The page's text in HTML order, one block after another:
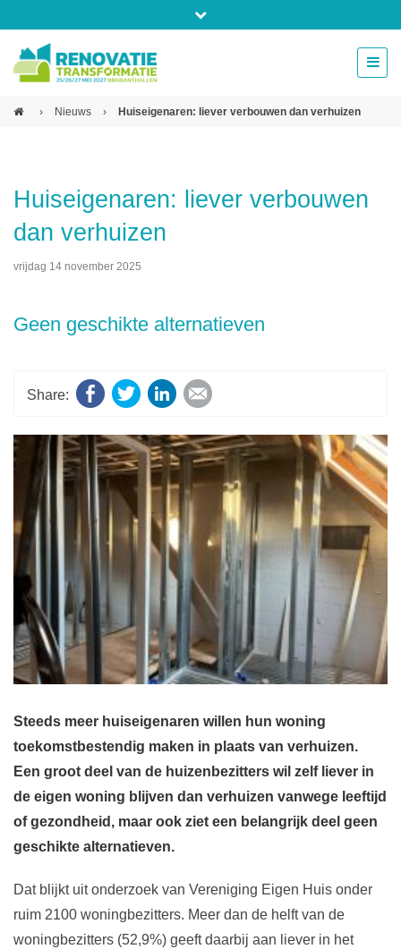
beurs@54events.nl
› Nieuws › Huiseigenaren: liever verbouwen dan verhuizen
Huiseigenaren: liever verbouwen
dan verhuizen
vrijdag 14 november 2025
Geen geschikte alternatieven
Facebook
Twitter LinkedIn
Steeds meer huiseigenaren willen hun woning
toekomstbestendig maken in plaats van verhuizen.
Een groot deel van de huizenbezitters wil zelf liever in
de eigen woning blijven dan verhuizen vanwege leeftijd
of gezondheid, maar ook ziet een belangrijk deel geen
geschikte alternatieven.
Dat blijkt uit onderzoek van Vereniging Eigen Huis onder
ruim 2100 woningbezitters. Meer dan de helft van de
woningbezitters (52,9%) geeft daarbij aan liever in het